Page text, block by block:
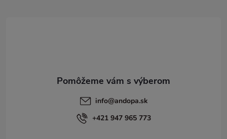
info@andopa.sk
+421 947 965 773